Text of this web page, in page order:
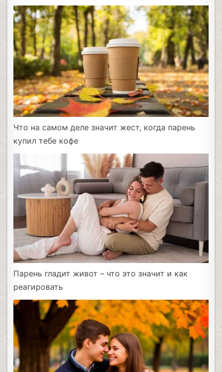
Что на самом деле значит жест, когда парень
купил тебе кофе
Парень гладит живот – что это значит и как
реагировать